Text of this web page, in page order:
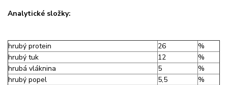
Analytické složky:
hrubý protein 26
%
hrubý tuk
12
%
hrubá vláknina
5
%
hrubý popel
5,5
%